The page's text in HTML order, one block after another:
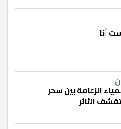
أنا
الزعامة بين سحر
الثائر